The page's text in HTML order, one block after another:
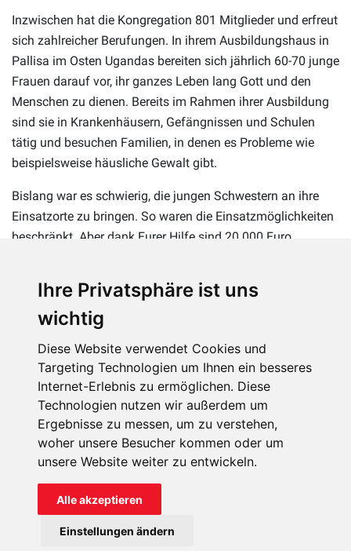
Ihre Privatsphäre ist uns
wichtig
Diese Website verwendet Cookies und
Targeting Technologien um Ihnen ein besseres
Internet-Erlebnis zu ermöglichen. Diese
Technologien nutzen wir außerdem um
Ergebnisse zu messen, um zu verstehen,
woher unsere Besucher kommen oder um
unsere Website weiter zu entwickeln.
Alle akzeptieren
Einstellungen ändern
Inzwischen hat die Kongregation 801 Mitglieder und erfreut
sich zahlreicher Berufungen. In ihrem Ausbildungshaus in
Pallisa im Osten Ugandas bereiten sich jährlich 60-70 junge
Frauen darauf vor, ihr ganzes Leben lang Gott und den
Menschen zu dienen. Bereits im Rahmen ihrer Ausbildung
sind sie in Krankenhäusern, Gefängnissen und Schulen
tätig und besuchen Familien, in denen es Probleme wie
beispielsweise häusliche Gewalt gibt.
Bislang war es schwierig, die jungen Schwestern an ihre
Einsatzorte zu bringen. So waren die Einsatzmöglichkeiten
beschränkt. Aber dank Eurer Hilfe sind 20.000 Euro
wöchentlichen Besuche auf 50 gesteigert werden, so dass
die geleistete Hilfe und die Evangelisierungsarbeit
gelegene Orte erreicht werden können. Allen, die geholfen
haben, ein herzliches „Vergelt’s Gott!“
WEITERE INFORMATIONEN